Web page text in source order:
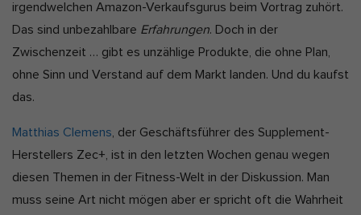
irgendwelchen Amazon-Verkaufsgurus beim Vortrag zuhört.
Das sind unbezahlbare Erfahrungen. Doch in der
Zwischenzeit … gibt es unzählige Produkte, die ohne Plan,
ohne Sinn und Verstand auf dem Markt landen. Und du kaufst
das.
Matthias Clemens, der Geschäftsführer des Supplement-
Herstellers Zec+, ist in den letzten Wochen genau wegen
diesen Themen in der Fitness-Welt in der Diskussion. Man
muss seine Art nicht mögen aber er spricht oft die Wahrheit